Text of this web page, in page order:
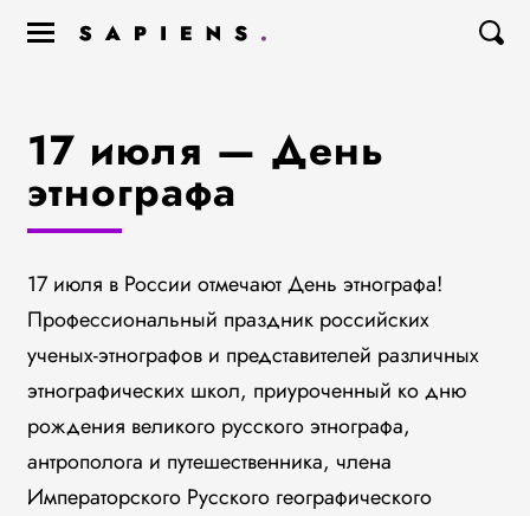
17 июля — День
этнографа
17 июля в России отмечают День этнографа!
Профессиональный праздник российских
ученых-этнографов и представителей различных
этнографических школ, приуроченный ко дню
рождения великого русского этнографа,
антрополога и путешественника, члена
Императорского Русского географического